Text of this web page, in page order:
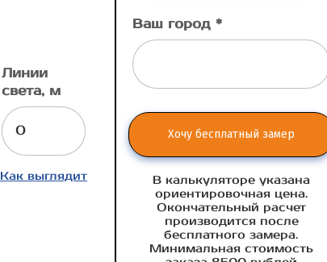
Линии
света, м
Как выглядит
Ваш город *
Хочу бесплатный замер
В калькуляторе указана
ориентировочная цена.
Окончательный расчет
производится после
бесплатного замера.
Минимальная стоимость